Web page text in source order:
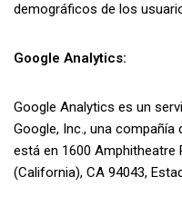
demográficos de los
Google Analytics:
Google Analytics es un
Google, Inc., una compañía
está en 1600 Amphitheatre
(California), CA 94043,